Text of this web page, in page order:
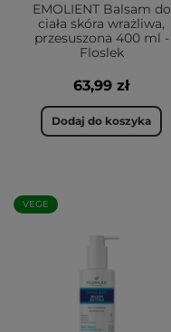
EMOLIENT Balsam do
ciała skóra wrażliwa,
przesuszona 400 ml -
Floslek
63,99 zł
Dodaj do koszyka
VEGE